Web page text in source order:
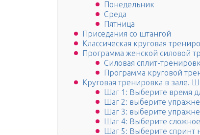
Понедельник
Среда
Пятница
Приседания со штангой
Классическая круговая
Программа женской силовой
Силовая сплит-
Программа круговой
Круговая тренировка в зале.
Шаг 1: Выберите время
Шаг 2: выберите
Шаг 3: выберите
Шаг 4: Выберите
Шаг 5: Выберите спринт